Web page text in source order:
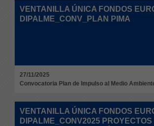
VENTANILLA ÚNICA FONDOS
DIPALME_CONV_PLAN PIMA
27/11/2025
Convocatoria Plan de Impulso al Medio
VENTANILLA ÚNICA FONDOS
DIPALME_CONV2025 PROYECTOS